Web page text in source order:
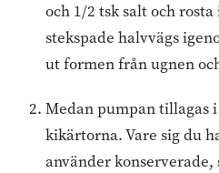
och 1/2 tsk salt och
stekspade halvvägs
ut formen från ugnen
Medan pumpan tillagas
kikärtorna. Vare sig du
använder